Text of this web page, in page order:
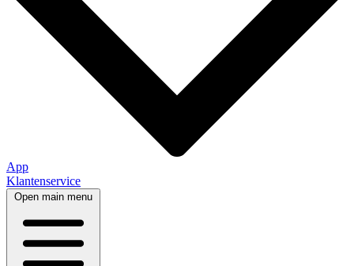
App
Klantenservice
Open main menu